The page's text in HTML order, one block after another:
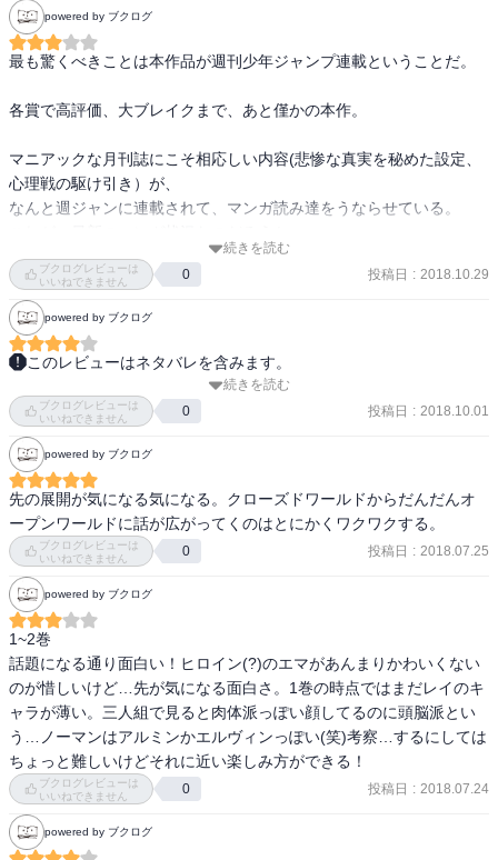
powered by ブクログ
最も驚くべきことは本作品が週刊少年ジャンプ連載ということだ。
各賞で高評価、大ブレイクまで、あと僅かの本作。
マニアックな月刊誌にこそ相応しい内容(悲惨な真実を秘めた設定、
心理戦の駆け引き）が、
なんと週ジャンに連載されて、マンガ読み達をうならせている。
?荒木御大(ジョジョ1部）、スティーブン・キング、レイ・ブラッド
ベリーなどのエッセンスを感じる。
原作者は狙ってやっているのかもしれない。
?「ギャップ」仕掛けが、これでもかと畳み掛けてくる。、
・愛くるしい子供たちの笑顔←→ブチ〇された〇体。
・洋風で古風な孤児院の外観、調度品、上等そうな靴、清潔な制服
←→チラ見する首筋の認識番号
緻密な画力で支える作画担当も相当な実力とみた。
このような「構築系」、目の前の障壁(孤児院からの全員脱出)とクリ
アして、次にとなると一気にわざとらしく、トーンダウンするもの
だ。
しかし、謎の現代社会を示唆しており、中長期的な伏線も用意され
ている。
さてさて、もう少し追っかけますか。
続きを読む
ブクログレビューは
いいねできません
0 投稿日 : 2018.10.29
powered by ブクログ
このレビューはネタバレを含みます。
なんの予備知識もなく読み始め、最初は孤児院ののどかな話なんだ
と思ったら、急展開で、「そういうことか」と思いました。
『ジャンプ』らしからぬ作品でビックリしました。カズオイシグロ
『わたしを離さないで』を思い出しました。
続きを読む
ブクログレビューは
いいねできません
0 投稿日 : 2018.10.01
powered by ブクログ
先の展開が気になる気になる。クローズドワールドからだんだんオ
ープンワールドに話が広がってくのはとにかくワクワクする。
ブクログレビューは
いいねできません
0 投稿日 : 2018.07.25
powered by ブクログ
1~2巻
話題になる通り面白い！ヒロイン(?)のエマがあんまりかわいくない
のが惜しいけど…先が気になる面白さ。1巻の時点ではまだレイのキ
ャラが薄い。三人組で見ると肉体派っぽい顔してるのに頭脳派とい
う…ノーマンはアルミンかエルヴィンっぽい(笑)考察…するにしては
ちょっと難しいけどそれに近い楽しみ方ができる！
ブクログレビューは
いいねできません
0 投稿日 : 2018.07.24
powered by ブクログ